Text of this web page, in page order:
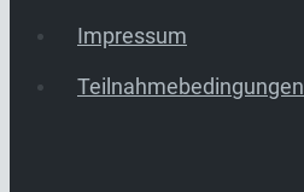
Impressum
Teilnahmebedingungen